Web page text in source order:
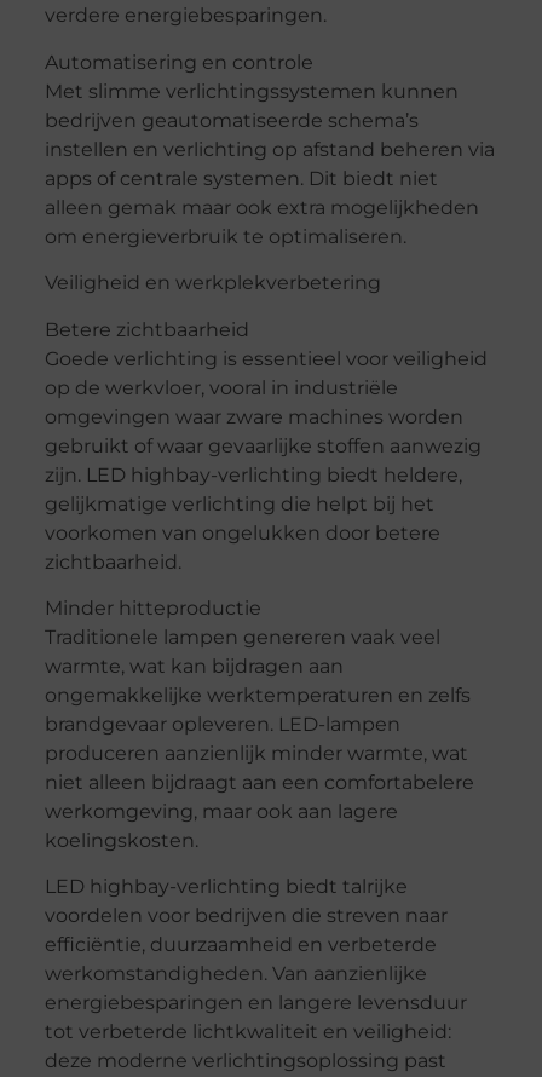
verdere energiebesparingen.
Automatisering en controle
Met slimme verlichtingssystemen kunnen
bedrijven geautomatiseerde schema’s
instellen en verlichting op afstand beheren via
apps of centrale systemen. Dit biedt niet
alleen gemak maar ook extra mogelijkheden
om energieverbruik te optimaliseren.
Veiligheid en werkplekverbetering
Betere zichtbaarheid
Goede verlichting is essentieel voor veiligheid
op de werkvloer, vooral in industriële
omgevingen waar zware machines worden
gebruikt of waar gevaarlijke stoffen aanwezig
zijn. LED highbay-verlichting biedt heldere,
gelijkmatige verlichting die helpt bij het
voorkomen van ongelukken door betere
zichtbaarheid.
Minder hitteproductie
Traditionele lampen genereren vaak veel
warmte, wat kan bijdragen aan
ongemakkelijke werktemperaturen en zelfs
brandgevaar opleveren. LED-lampen
produceren aanzienlijk minder warmte, wat
niet alleen bijdraagt aan een comfortabelere
werkomgeving, maar ook aan lagere
koelingskosten.
LED highbay-verlichting biedt talrijke
voordelen voor bedrijven die streven naar
efficiëntie, duurzaamheid en verbeterde
werkomstandigheden. Van aanzienlijke
energiebesparingen en langere levensduur
tot verbeterde lichtkwaliteit en veiligheid:
deze moderne verlichtingsoplossing past